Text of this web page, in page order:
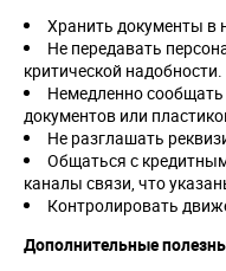
Хранить документы в
Не передавать
критической надобности.
Немедленно
документов или
Не разглашать
Общаться с
каналы связи, что
Контролировать
Дополнительные